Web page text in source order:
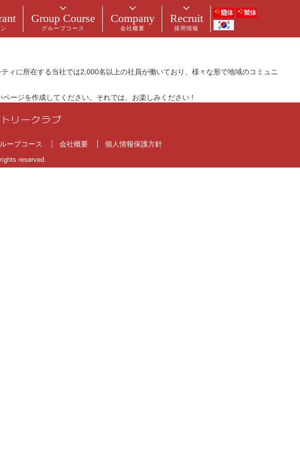
Group Course
グループコース
Company
会社概要
Recruit
採用情報
グ投稿とは異なります。サイト訪問者に対して自分のことを説明する自己紹介ページを作
す。ロサンゼルスに住み、ジャックという名前のかわいい犬を飼っています。好き
ィに所在する当社では2,000名以上の社員が働いており、様々な形で地域のコミュニ
ージを作成してください。それでは、お楽しみください !
ープコース 会社概要 個人情報保護方針
reserved.